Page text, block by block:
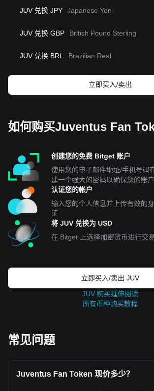
JUV 兑换 JPY Japanese Yen
JUV 兑换 GBP British Pound Sterling
JUV 兑换 BRL Brazilian Real
立即买入/卖出
如何购买Juventus Fan
创建您的免费 Bitget 账户
使用您的电子邮件地址/手机号码
建一个强大的密码以确保您的账
认证您的帐户
输入您的个人信息并上传有效的
证
将 JUV 兑换为 USD
在 Bitget 上选择加密货币进行交易
立即买入/卖出 JUV
JUV 购买延伸阅读
所有币种购买教程
常见问题
Juventus Fan Token 现价多少？